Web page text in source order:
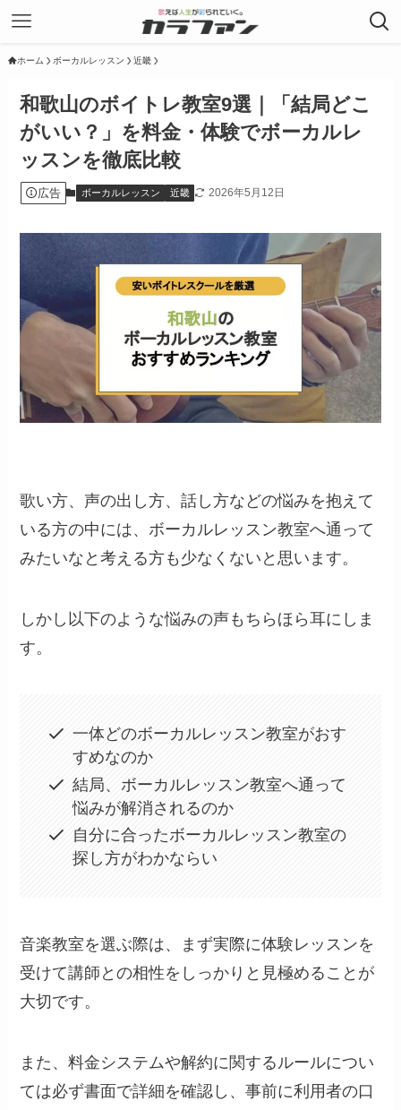
ホーム ボーカルレッスン 近畿
和歌山のボイトレ教室9選｜「結局どこ
がいい？」を料金・体験でボーカルレ
ッスンを徹底比較
広告 ボーカルレッスン 近畿 2026年5月12日
歌い方、声の出し方、話し方などの悩みを抱えて
いる方の中には、ボーカルレッスン教室へ通って
みたいなと考える方も少なくないと思います。
しかし以下のような悩みの声もちらほら耳にしま
す。
一体どのボーカルレッスン教室がおす
すめなのか
結局、ボーカルレッスン教室へ通って
悩みが解消されるのか
自分に合ったボーカルレッスン教室の
探し方がわかならい
音楽教室を選ぶ際は、まず実際に体験レッスンを
受けて講師との相性をしっかりと見極めることが
大切です。
また、料金システムや解約に関するルールについ
ては必ず書面で詳細を確認し、事前に利用者の口